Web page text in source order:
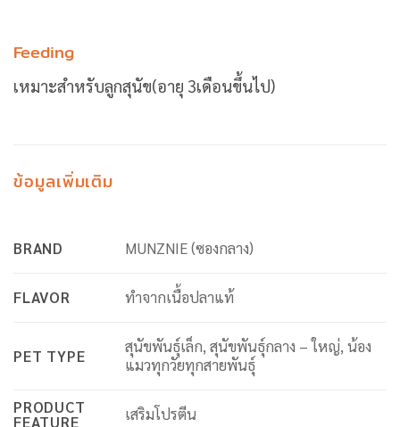
Feeding
เหมาะสำหรับลูกสุนัข(อายุ 3เดือนขึ้นไป)
ข้อมูลเพิ่มเติม
BRAND MUNZNIE (ซองกลาง)
FLAVOR ทำจากเนื้อปลาแท้
PET TYPE
สุนัขพันธุ์เล็ก, สุนัขพันธุ์กลาง – ใหญ่, น้อง
แมวทุกวัยทุกสายพันธุ์
PRODUCT
FEATURE เสริมโปรตีน